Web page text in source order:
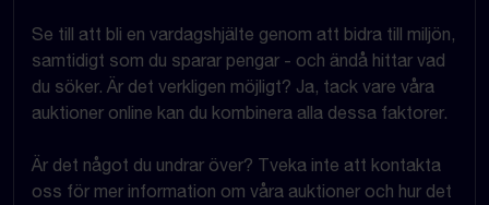
Se till att bli en vardagshjälte genom att bidra till miljön,
samtidigt som du sparar pengar - och ändå hittar vad
du söker. Är det verkligen möjligt? Ja, tack vare våra
auktioner online kan du kombinera alla dessa faktorer.
Är det något du undrar över? Tveka inte att kontakta
oss för mer information om våra auktioner och hur det